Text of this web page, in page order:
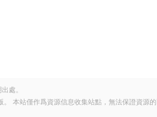
處。
本站僅作爲資源信息收集站點，無法保證資源